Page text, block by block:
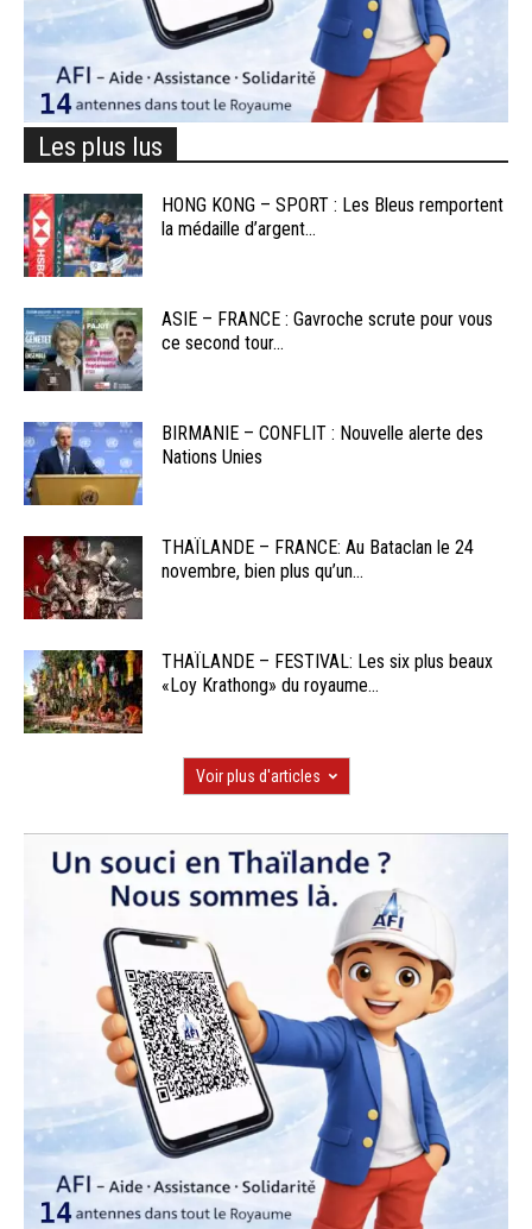
Les plus lus
HONG KONG – SPORT : Les Bleus remportent
la médaille d’argent...
ASIE – FRANCE : Gavroche scrute pour vous
ce second tour...
BIRMANIE – CONFLIT : Nouvelle alerte des
Nations Unies
THAÏLANDE – FRANCE: Au Bataclan le 24
novembre, bien plus qu’un...
THAÏLANDE – FESTIVAL: Les six plus beaux
«Loy Krathong» du royaume...
Voir plus d'articles